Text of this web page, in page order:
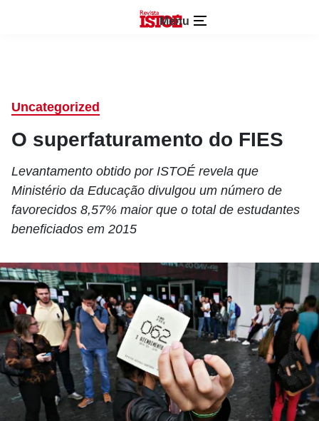
Menu
Uncategorized
O superfaturamento do FIES
Levantamento obtido por ISTOÉ revela que
Ministério da Educação divulgou um número de
favorecidos 8,57% maior que o total de estudantes
beneficiados em 2015